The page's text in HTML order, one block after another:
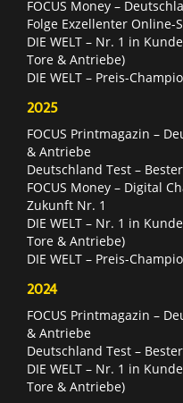
FOCUS Money –
Folge Exzellenter Online-
DIE WELT – Nr. 1 in
Tore & Antriebe)
DIE WELT – Preis-
2025
FOCUS Printmagazin –
& Antriebe
Deutschland Test –
FOCUS Money – Digital
Zukunft Nr. 1
DIE WELT – Nr. 1 in
Tore & Antriebe)
DIE WELT – Preis-
2024
FOCUS Printmagazin –
& Antriebe
Deutschland Test –
DIE WELT – Nr. 1 in
Tore & Antriebe)